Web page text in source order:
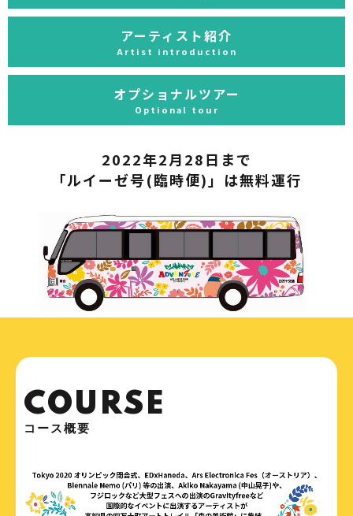
アーティスト紹介
Artist introduction
オプショナルツアー
Optional tour
2022年2月28日まで
「ルイーゼ号(臨時便)」は無料運行
COURSE
コース概要